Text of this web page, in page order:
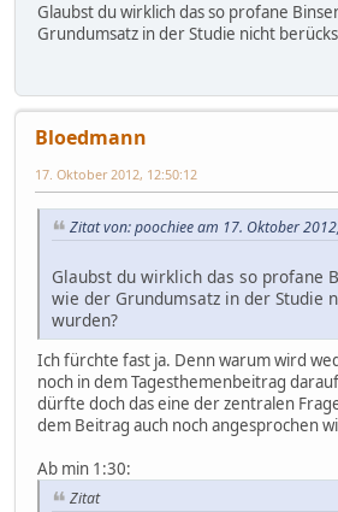
Glaubst du wirklich das so profane
Grundumsatz in der Studie nicht
Bloedmann
17. Oktober 2012, 12:50:12
Zitat von: poochiee am 17. Oktober
Glaubst du wirklich das so profane
wie der Grundumsatz in der Studie
wurden?
Ich fürchte fast ja. Denn warum wird
noch in dem Tagesthemenbeitrag
dürfte doch das eine der zentralen
dem Beitrag auch noch angesprochen
Ab min 1:30:
Zitat